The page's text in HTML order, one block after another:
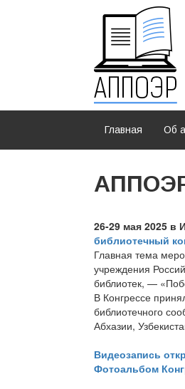
Главная Об
АППОЭР
26-29 мая 2025 в
библиотечный
Главная тема
учреждения
библиотек, —
В Конгрессе
библиотечного
Абхазии,
Видеозапись
Фотоальбом